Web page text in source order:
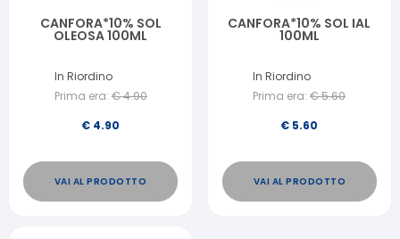
CANFORA*10% SOL
OLEOSA 100ML
In Riordino
Prima era: €4.90
€ 4.90
VAI AL PRODOTTO
CANFORA*10% SOL IAL
100ML
In Riordino
Prima era: €5.60
€ 5.60
VAI AL PRODOTTO